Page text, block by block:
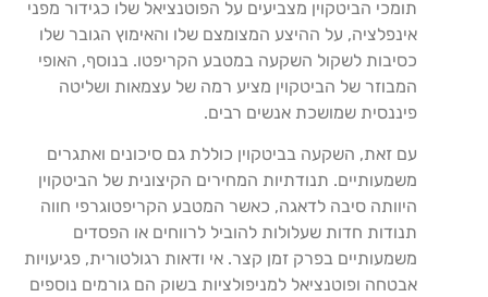
תומכי הביטקוין מצביעים על הפוטנציאל שלו כגידור מפני
אינפלציה, על ההיצע המצומצם שלו והאימוץ הגובר שלו
כסיבות לשקול השקעה במטבע הקריפטו. בנוסף, האופי
המבוזר של הביטקוין מציע רמה של עצמאות ושליטה
פיננסית שמושכת אנשים רבים.
עם זאת, השקעה בביטקוין כוללת גם סיכונים ואתגרים
משמעותיים. תנודתיות המחירים הקיצונית של הביטקוין
היוותה סיבה לדאגה, כאשר המטבע הקריפטוגרפי חווה
תנודות חדות שעלולות להוביל לרווחים או הפסדים
משמעותיים בפרק זמן קצר. אי ודאות רגולטורית, פגיעויות
אבטחה ופוטנציאל למניפולציות בשוק הם גורמים נוספים